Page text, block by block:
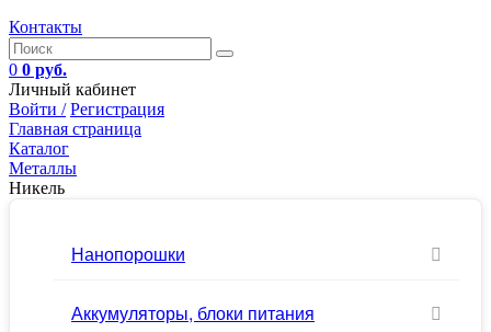
Контакты
0 0 руб.
Личный кабинет
Войти / Регистрация
Главная страница
Каталог
Металлы
Никель
Нанопорошки
Аккумуляторы, блоки питания